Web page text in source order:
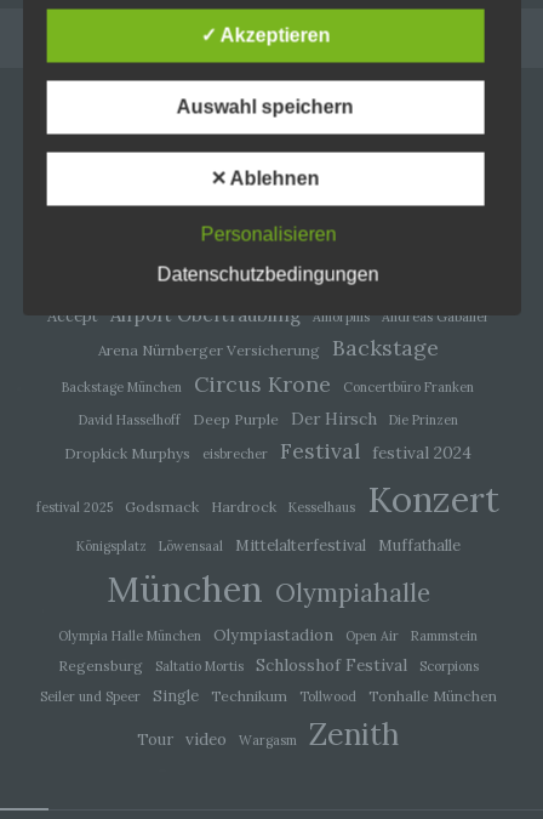
Eintrags-Feed
Accept Airport Obertraubling Amorphis Andreas Gabalier
Arena Nürnberger Versicherung Backstage
Backstage München Circus Krone
Concertbüro Franken
David Hasselhoff
Deep Purple Der Hirsch Die Prinzen
Dropkick Murphys eisbrecher Festival festival 2024
festival 2025 Godsmack Hardrock Kesselhaus Konzert
Königsplatz Löwensaal Mittelalterfestival Muffathalle
München Olympiahalle
Olympia Halle München Olympiastadion Open Air Rammstein
Regensburg Saltatio Mortis Schlosshof Festival
Scorpions
Seiler und Speer
Single Technikum Tollwood Tonhalle München
Tour video Wargasm Zenith
Wir haben als für die Verarbeitung Verantwortlicher
zahlreiche technische und organisatorische
Maßnahmen umgesetzt, um einen möglichst
lückenlosen Schutz der über diese Internetseite
verarbeiteten personenbezogenen Daten
sicherzustellen. Dennoch können Internetbasierte
Datenübertragungen grundsätzlich
Sicherheitslücken aufweisen, sodass ein absoluter
Schutz nicht gewährleistet werden kann. Aus
diesem Grund steht es jeder betroffenen Person
alternativen Wegen, beispielsweise telefonisch, an
Begriffsbestimmungen
Die Datenschutzerklärung beruht auf den
Begrifflichkeiten, die durch den Europäischen
Richtlinien- und Verordnungsgeber beim Erlass der
Datenschutz-Grundverordnung (DS-GVO) verwendet
die Öffentlichkeit als auch für unsere Kunden und
Um dies zu gewährleisten, möchten wir vorab die
Wir verwenden in dieser Datenschutzerklärung
unter anderem die folgenden Begriffe:
a) personenbezogene Daten
✓ Akzeptieren
Auswahl speichern
✕ Ablehnen
Personalisieren
Datenschutzbedingungen